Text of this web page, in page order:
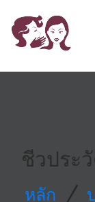
ชีวประ
หลัก /